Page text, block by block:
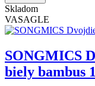
Skladom
VASAGLE
SONGMICS
biely bambus